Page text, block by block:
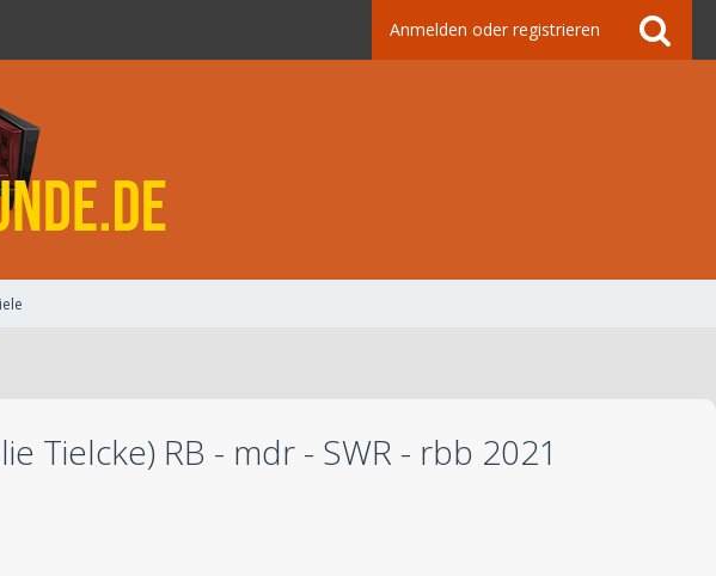
Anmelden oder registrieren
Tielcke) RB - mdr - SWR - rbb 2021